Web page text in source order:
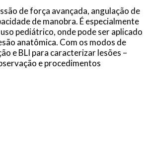
de força avançada, angulação de
de manobra. É especialmente
pediátrico, onde pode ser aplicado
anatômica. Com os modos de
e BLI para caracterizar lesões –
e procedimentos